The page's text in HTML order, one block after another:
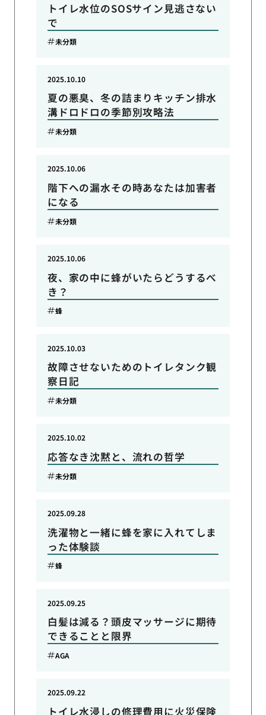
トイレ水位のSOSサイン見逃さない
で
未分類
夏の悪臭、冬の詰まりキッチン排水
溝ドロドロの季節別攻略法
2025.10.10
未分類
階下への漏水その時あなたは加害者
になる
2025.10.06
未分類
夜、家の中に蜂がいたらどうするべ
き？
2025.10.06
蜂
故障させないためのトイレタンク観
察日記
2025.10.03
未分類
応答なき沈黙と、流れの哲学
2025.10.02
未分類
洗濯物と一緒に蜂を家に入れてしま
った体験談
2025.09.28
蜂
白髪は減る？頭皮マッサージに期待
できることと限界
2025.09.25
AGA
トイレ水浸しの修理費用に火災保険
2025.09.22